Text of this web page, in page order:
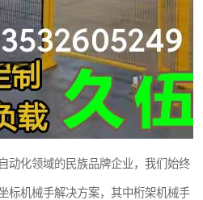
动化领域的民族品牌企业，我们始终
标机械手解决方案，其中桁架机械手